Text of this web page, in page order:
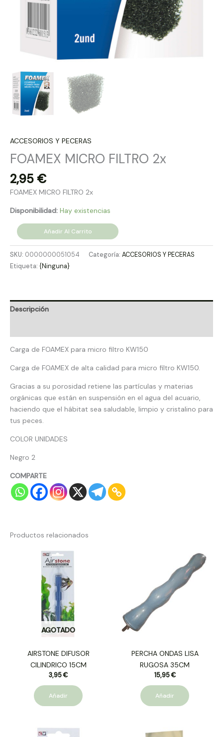
ACCESORIOS Y PECERAS
FOAMEX MICRO FILTRO 2x
2,95 €
FOAMEX MICRO FILTRO 2x
Disponibilidad: Hay existencias
Añadir Al Carrito
SKU: 0000000051054 Categoría: ACCESORIOS Y PECERAS
Etiqueta: {Ninguna}
Descripción
Carga de FOAMEX para micro filtro KW150
Carga de FOAMEX de alta calidad para micro filtro KW150.
Gracias a su porosidad retiene las partículas y materias
orgánicas que están en suspensión en el agua del acuario,
haciendo que el hábitat sea saludable, limpio y cristalino para
tus peces.
COLOR UNIDADES
Negro 2
COMPARTE
Productos relacionados
AGOTADO
AIRSTONE DIFUSOR
CILINDRICO 15CM
3,95€
Añadir
PERCHA ONDAS LISA
RUGOSA 35CM
15,95€
Añadir